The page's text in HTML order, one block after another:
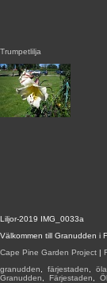
Liljor-2019 IMG_0033a
Välkommen till Granudden i
Cape Pine Garden Project |
granudden
färjestaden
Granudden
Färjestaden
Trumpetlilja